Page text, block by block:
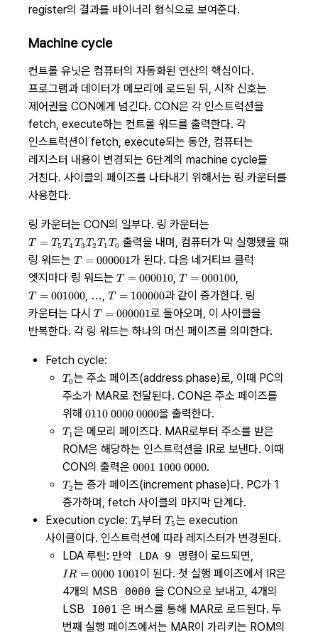
register의 결과를 바이너리 형식으로 보여준다.
Machine cycle
컨트롤 유닛은 컴퓨터의 자동화된 연산의 핵심이다.
프로그램과 데이터가 메모리에 로드된 뒤, 시작 신호는
제어권을 CON에게 넘긴다. CON은 각 인스트럭션을
fetch, execute하는 컨트롤 워드를 출력한다. 각
인스트럭션이 fetch, execute되는 동안, 컴퓨터는
레지스터 내용이 변경되는 6단계의 machine cycle를
거친다. 사이클의 페이즈를 나타내기 위해서는 링 카운터를
사용한다.
링 카운터는 CON의 일부다. 링 카운터는
T =
T_5T_4T_3T_2T_1T_0
T = T5T4 T3T2T 1T0 출력을 내며, 컴퓨터가 막 실행됐을 때
링 워드는 T =
000001
T = 000001가 된다. 다음 네거티브 클럭
엣지마다 링 워드는 T =
000010
T = 000010,T =
000100
T = 000100,
T =
001000
T = 001000, …,T =
100000
T = 100000과 같이 증가한다. 링
카운터는 다시 T =
000001
T = 000001로 돌아오며, 이 사이클을
반복한다. 각 링 워드는 하나의 머신 페이즈를 의미한다.
Fetch cycle:
T_0
T0는 주소 페이즈(address phase)로, 이때 PC의
주소가 MAR로 전달된다. CON은 주소 페이즈를
위해 0110\
0000\
0000
0110 0000 0000을 출력한다.
T_1
T 1은 메모리 페이즈다. MAR로부터 주소를 받은
ROM은 해당하는 인스트럭션을 IR로 보낸다. 이때
CON의 출력은 0001\
1000\
0000
0001 1000 0000.
T_2
T2는 증가 페이즈(increment phase)다. PC가 1
증가하며, fetch 사이클의 마지막 단계다.
Execution cycle: T_3
T3부터T_5
T5는 execution
사이클이다. 인스트럭션에 따라 레지스터가 변경된다.
LDA 루틴: 만약
LDA 9 명령이 로드되면,
IR =
0000\
1001
IR = 0000 1001이 된다. 첫 실행 페이즈에서 IR은
4개의 MSB
0000 을 CON으로 보내고, 4개의
LSB
1001 은 버스를 통해 MAR로 로드된다. 두
번째 실행 페이즈에서는 MAR이 가리키는 ROM의